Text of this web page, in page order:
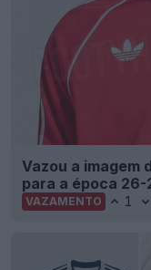
Vazou a imagem
para a época 26-
VAZAMENTO 1